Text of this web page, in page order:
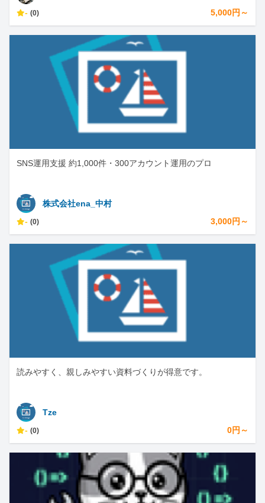
- (0) 5,000円～
SNS運用支援 約1,000件・300アカウント運用のプロ
株式会社ena_中村
- (0) 3,000円～
読みやすく、親しみやすい資料づくりが得意です。
Tze
- (0) 0円～